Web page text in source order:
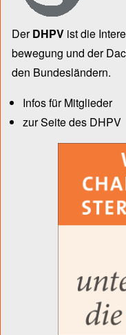
DerDHPV ist die
bewegung und der
den Bun­des­län­dern.
Infos für Mitglieder
zur Seite des DHPV